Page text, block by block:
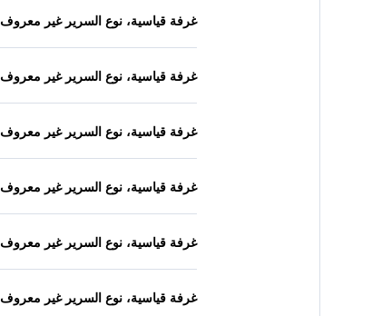
غرفة قياسية، نوع السرير غير معروف
غرفة قياسية، نوع السرير غير معروف
غرفة قياسية، نوع السرير غير معروف
غرفة قياسية، نوع السرير غير معروف
غرفة قياسية، نوع السرير غير معروف
غرفة قياسية، نوع السرير غير معروف